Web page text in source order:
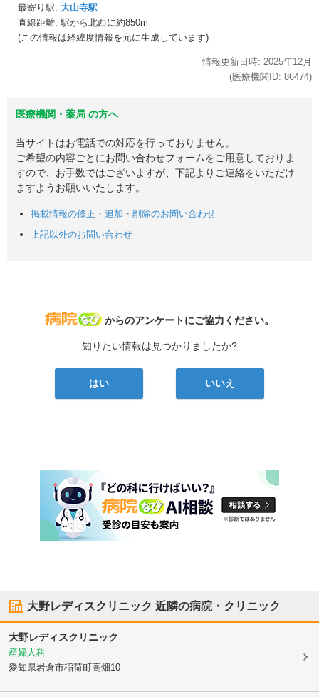
最寄り駅: 大山寺駅
直線距離: 駅から北西に約850m
(この情報は経緯度情報を元に生成しています)
情報更新日時: 2025年12月
(医療機関ID: 86474)
医療機関・薬局 の方へ
当サイトはお電話での対応を行っておりません。
ご希望の内容ごとにお問い合わせフォームをご用意しておりま
すので、お手数ではございますが、下記よりご連絡をいただけ
ますようお願いいたします。
掲載情報の修正・追加・削除のお問い合わせ
上記以外のお問い合わせ
病院なび
からのアンケートにご協力ください。
知りたい情報は見つかりましたか?
はい いいえ
大野レディスクリニック 近隣の病院・クリニック
大野レディスクリニック
産婦人科
愛知県岩倉市稲荷町高畑10